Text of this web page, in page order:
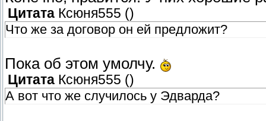
Цитата Ксюня555 ()
Что же за договор он ей предложит?
Пока об этом умолчу.
Цитата Ксюня555 ()
А вот что же случилось у Эдварда?